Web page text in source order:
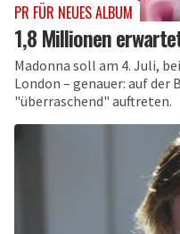
PR FÜR NEUES ALBUM
1,8 Millionen
Madonna soll am 4. Juli,
London – genauer: auf der
"überraschend" auftreten.